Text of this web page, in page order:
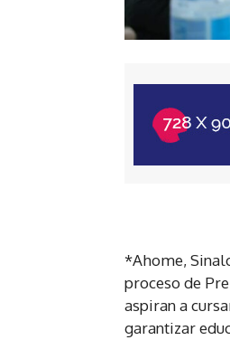
*Ahome,
proceso de
aspiran a
garantizar